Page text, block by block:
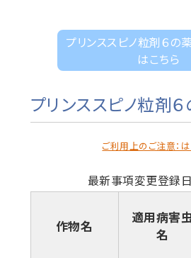
プリンススピノ粒剤６の
はこちら
プリンススピノ粒剤
ご利用上のご注意：
最新事項変更登録
作物名
適用病害
名